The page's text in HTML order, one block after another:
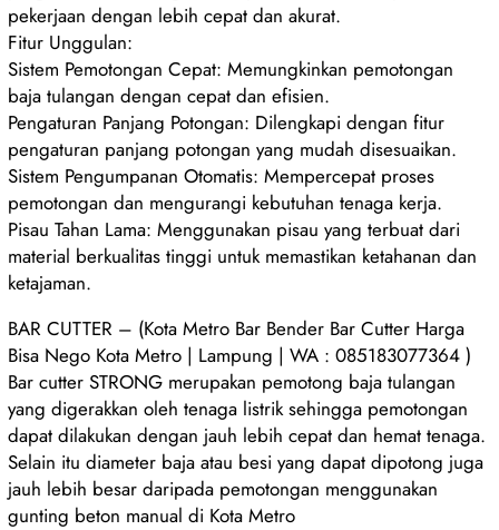
pekerjaan dengan lebih cepat dan akurat.
Fitur Unggulan:
Sistem Pemotongan Cepat: Memungkinkan pemotongan
baja tulangan dengan cepat dan efisien.
Pengaturan Panjang Potongan: Dilengkapi dengan fitur
pengaturan panjang potongan yang mudah disesuaikan.
Sistem Pengumpanan Otomatis: Mempercepat proses
pemotongan dan mengurangi kebutuhan tenaga kerja.
Pisau Tahan Lama: Menggunakan pisau yang terbuat dari
material berkualitas tinggi untuk memastikan ketahanan dan
ketajaman.
BAR CUTTER – (Kota Metro Bar Bender Bar Cutter Harga
Bisa Nego Kota Metro | Lampung | WA : 085183077364 )
Bar cutter STRONG merupakan pemotong baja tulangan
yang digerakkan oleh tenaga listrik sehingga pemotongan
dapat dilakukan dengan jauh lebih cepat dan hemat tenaga.
Selain itu diameter baja atau besi yang dapat dipotong juga
jauh lebih besar daripada pemotongan menggunakan
gunting beton manual di Kota Metro